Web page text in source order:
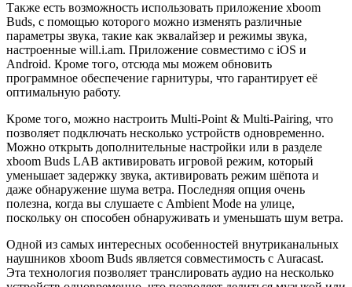
Также есть возможность использовать приложение xboom
Buds, с помощью которого можно изменять различные
параметры звука, такие как эквалайзер и режимы звука,
настроенные will.i.am. Приложение совместимо с iOS и
Android. Кроме того, отсюда мы можем обновить
программное обеспечение гарнитуры, что гарантирует её
оптимальную работу.
Кроме того, можно настроить Multi-Point & Multi-Pairing, что
позволяет подключать несколько устройств одновременно.
Можно открыть дополнительные настройки или в разделе
xboom Buds LAB активировать игровой режим, который
уменьшает задержку звука, активировать режим шёпота и
даже обнаружение шума ветра. Последняя опция очень
полезна, когда вы слушаете с Ambient Mode на улице,
поскольку он способен обнаруживать и уменьшать шум ветра.
Одной из самых интересных особенностей внутриканальных
наушников xboom Buds является совместимость с Auracast.
Эта технология позволяет транслировать аудио на несколько